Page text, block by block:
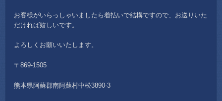
お客様がいらっしゃいましたら着払いで結構ですので、お送りいた
だければ嬉しいです。
よろしくお願いいたします。
〒869-1505
熊本県阿蘇郡南阿蘇村中松3890-3